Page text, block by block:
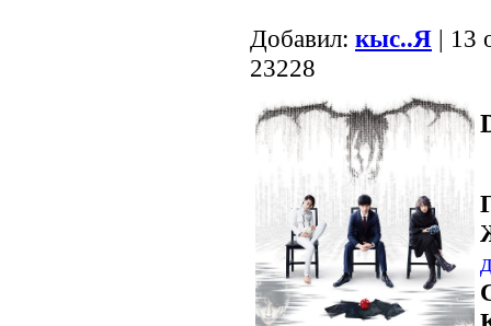
Добавил: кыс..Я | 13
23228